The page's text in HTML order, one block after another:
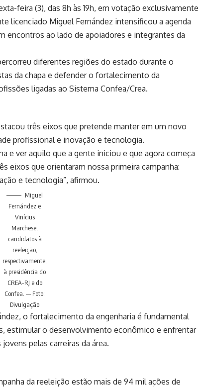
feira (3), das 8h às 19h, em votação exclusivamente
licenciado Miguel Fernández intensificou a agenda
encontros ao lado de apoiadores e integrantes da
diferentes regiões do estado durante o
da chapa e defender o fortalecimento da
ligadas ao Sistema Confea/Crea.
três eixos que pretende manter em um novo
profissional e inovação e tecnologia.
e ver aquilo que a gente iniciou e que agora começa
eixos que orientaram nossa primeira campanha:
e tecnologia”, afirmou.
Miguel
Fernández e
Vinícius
Marchese,
candidatos à
reeleição,
respectivamente,
à presidência do
CREA-RJ e do
Confea. — Foto:
Divulgação
o fortalecimento da engenharia é fundamental
estimular o desenvolvimento econômico e enfrentar
pelas carreiras da área.
da reeleição estão mais de 94 mil ações de